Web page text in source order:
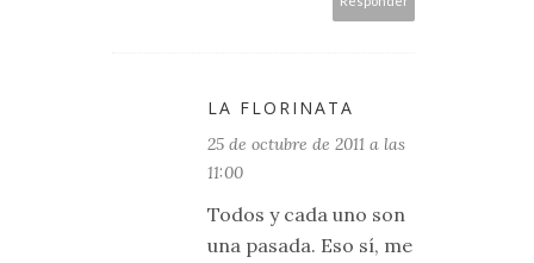
LA FLORINATA
25 de octubre de 2011 a las
11:00
Todos y cada uno son
una pasada. Eso sí, me